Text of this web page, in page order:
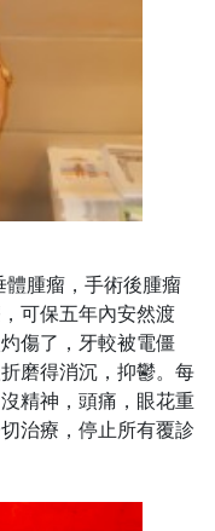
腫瘤，手術後腫瘤
可保五年內安然渡
傷了，牙較被電僵
磨得消沉，抑鬱。每
精神，頭痛，眼花重
治療，停止所有覆診